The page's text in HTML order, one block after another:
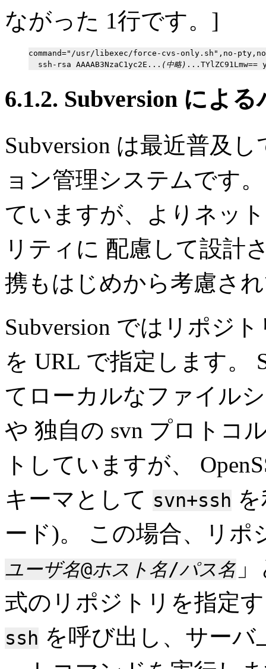
ながった 1行です。]
command="/usr/libexec/force-cvs-only.sh",no-
  ssh-rsa AAAAB3NzaC1yc2E...
(中略)
6.1.2. Subversion によ
Subversion は最近普及
ョン管理システムです
ていますが、よりネッ
リティに 配慮して設計
携もはじめから考慮さ
Subversion ではリポジ
を URL で指定します。
てローカルなファイル
や 独自の svn プロトコ
トしていますが、
キーマとして svn+ssh
ード)。 この場合、リポ
ユーザ名@ホスト名/パス名
式のリポジトリを指定
ssh を呼び出し、サー